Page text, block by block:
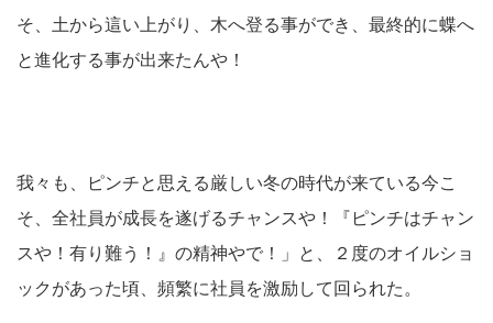
そ、土から這い上がり、木へ登る事ができ、最終的に蝶へ
と進化する事が出来たんや！
我々も、ピンチと思える厳しい冬の時代が来ている今こ
そ、全社員が成長を遂げるチャンスや！『ピンチはチャン
スや！有り難う！』の精神やで！」と、２度のオイルショ
ックがあった頃、頻繁に社員を激励して回られた。